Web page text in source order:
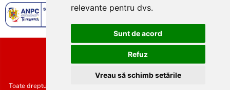
relevante pentru dvs.
Sunt de acord
Refuz
Vreau să schimb setările
Toate drepturile rezervate SC Calor SRL :: Copyright 2021 :: Realizat de